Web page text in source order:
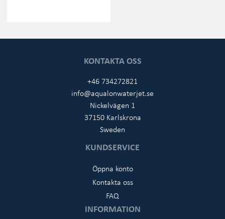
KONTAKTA OSS
+46 734272821
info@aqualonwaterjet.se
Nickelvägen 1
37150 Karlskrona
Sweden
KUNDSERVICE
Öppna konto
Kontakta oss
FAQ
INFORMATION